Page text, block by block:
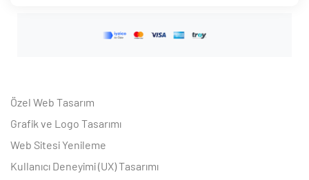
Özel Web Tasarım
Grafik ve Logo Tasarımı
Web Sitesi Yenileme
Kullanıcı Deneyimi (UX) Tasarımı